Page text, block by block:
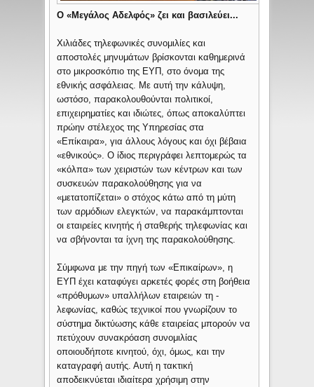
O «Μεγάλος Αδελφός» ζει και βασιλεύει...
Χιλιάδες τηλεφωνικές συνομιλίες και
αποστολές μηνυμάτων βρίσκονται καθημερινά
στο μικροσκόπιο της ΕΥΠ, στο όνομα της
εθνικής ασφάλειας. Με αυτή την κάλυψη,
ωστόσο, παρακολουθούνται πολιτικοί,
επιχειρηματίες και ιδιώτες, όπως αποκαλύπτει
πρώην στέλεχος της Υπηρεσίας στα
«Επίκαιρα», για άλλους λόγους και όχι βέβαια
«εθνικούς». Ο ίδιος περιγράφει λεπτομερώς τα
«κόλπα» των χειριστών των κέντρων και των
συσκευών παρακολούθησης για να
«μετατοπίζεται» ο στόχος κάτω από τη μύτη
των αρμόδιων ελεγκτών, να παρακάμπτονται
οι εταιρείες κινητής ή σταθερής τηλεφωνίας και
να σβήνονται τα ίχνη της παρακολούθησης.
Σύμφωνα με την πηγή των «Επικαίρων», η
ΕΥΠ έχει καταφύγει αρκετές φορές στη βοήθεια
«πρόθυμων» υπαλλήλων εταιρειών τη -
λεφωνίας, καθώς τεχνικοί που γνωρίζουν το
σύστημα δικτύωσης κάθε εταιρείας μπορούν να
πετύχουν συνακρόαση συνομιλίας
οποιουδήποτε κινητού, όχι, όμως, και την
καταγραφή αυτής. Αυτή η τακτική
αποδεικνύεται ιδιαίτερα χρήσιμη στην